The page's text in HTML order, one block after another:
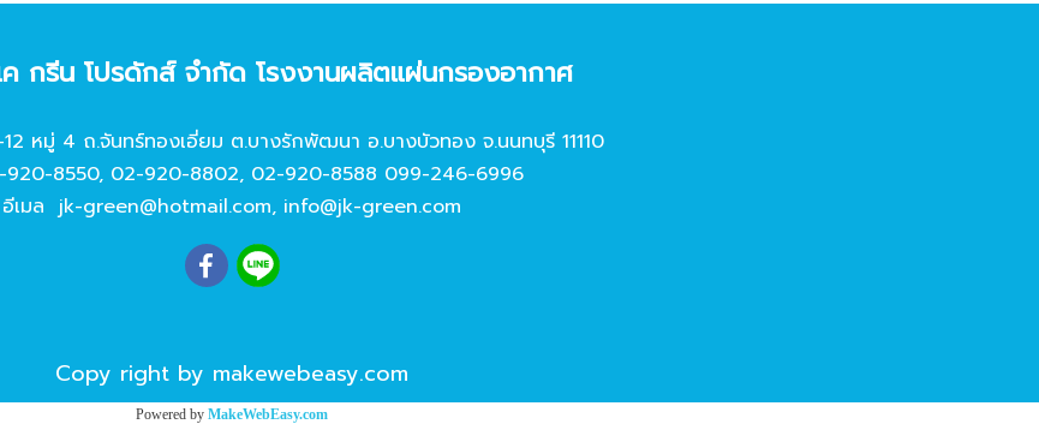
ค กรีน โปรดักส์ จํากัด โรงงานผลิตแผ่นกรองอากาศ
หมู่ 4 ถ.จันทร์ทองเอี่ยม ต.บางรักพัฒนา อ.บางบัวทอง จ.นนทบุรี 11110
8550, 02-920-8802, 02-920-8588 099-246-6996
อีเมล jk-green@hotmail.com, info@jk-green.com
Copy right by makewebeasy.com
Powered by MakeWebEasy.com